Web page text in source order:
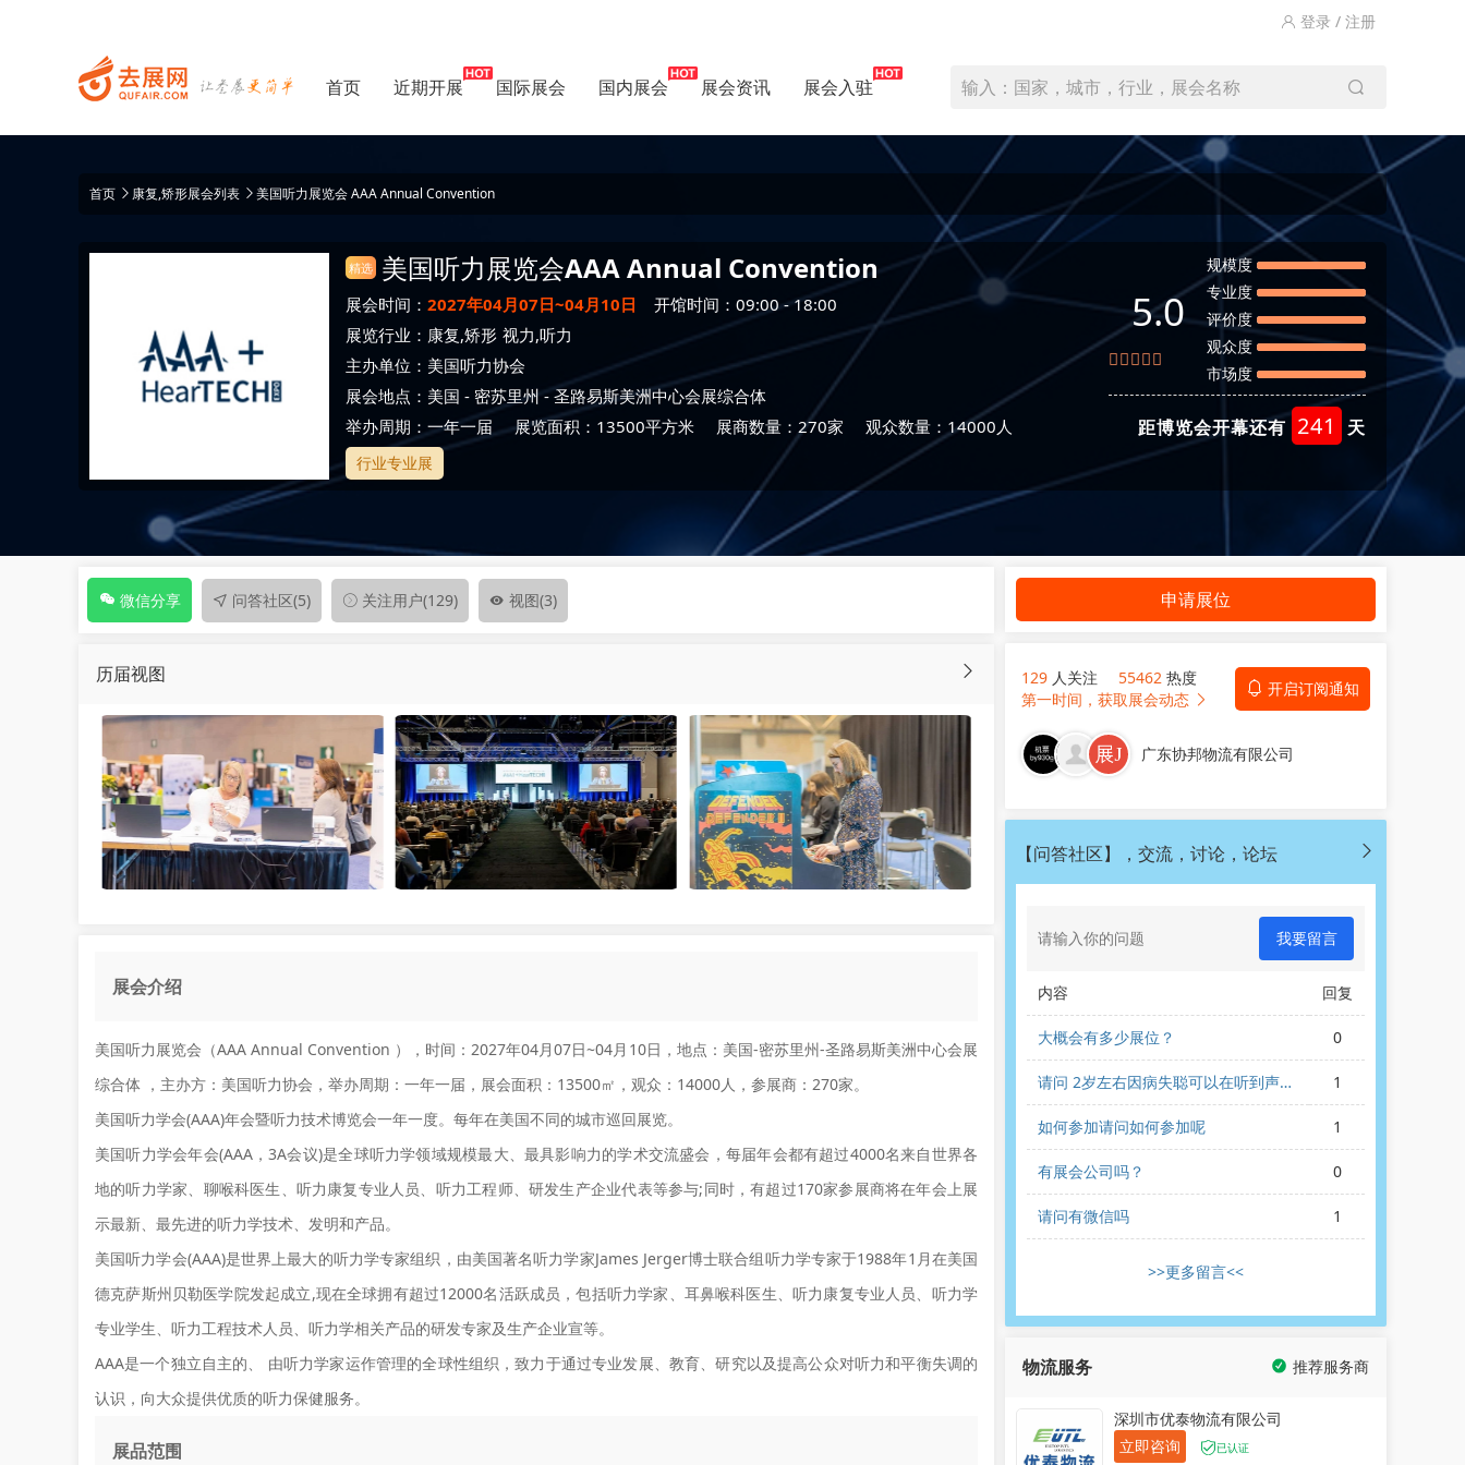
登录 / 注册
首页 近期开展 国际展会 国内展会 展会资讯 展会入驻 输入：国家，城市，行业，展会名称
首页 康复,矫形展会列表 美国听力展览会 AAA Annual Convention
精选 美国听力展览会AAA Annual Convention
展会时间： 2027年04月07日~04月10日
开馆时间：09:00 - 18:00
展览行业： 康复,矫形 视力,听力
主办单位： 美国听力协会
展会地点： 美国 - 密苏里州- 圣路易斯美洲中心会展综合体
举办周期：一年一届
展览面积：13500平方米 展商数量：270家 观众数量：14000人
行业专业展
5.0
规模度
专业度
评价度
观众度
市场度
距博览会开幕还有 241 天
微信分享 问答社区(5) 关注用户(129) 视图(3)
历届视图
展会介绍
美国听力展览会（AAA Annual Convention ），时间：2027年04月07日~04月10日，地点：美国-密苏里州-圣路易斯美洲中心会展
综合体 ，主办方：美国听力协会，举办周期：一年一届，展会面积：13500㎡，观众：14000人，参展商：270家。
美国听力学会(AAA)年会暨听力技术博览会一年一度。每年在美国不同的城市巡回展览。
美国听力学会年会(AAA，3A会议)是全球听力学领域规模最大、最具影响力的学术交流盛会，每届年会都有超过4000名来自世界各
地的听力学家、聊喉科医生、听力康复专业人员、听力工程师、研发生产企业代表等参与;同时，有超过170家参展商将在年会上展
示最新、最先进的听力学技术、发明和产品。
美国听力学会(AAA)是世界上最大的听力学专家组织，由美国著名听力学家James Jerger博士联合组听力学专家于1988年1月在美国
德克萨斯州贝勒医学院发起成立,现在全球拥有超过12000名活跃成员，包括听力学家、耳鼻喉科医生、听力康复专业人员、听力学
专业学生、听力工程技术人员、听力学相关产品的研发专家及生产企业宣等。
AAA是一个独立自主的、 由听力学家运作管理的全球性组织，致力于通过专业发展、教育、研究以及提高公众对听力和平衡失调的
认识，向大众提供优质的听力保健服务。
展品范围
申请展位
129 人关注 55462 热度
开启订阅通知
第一时间，获取展会动态
广东协邦物流有限公司
【问答社区】，交流，讨论，论坛
我要留言
内容 回复
大概会有多少展位？ 0
请问 2岁左右因病失聪可以在听到声音
吗？
1
如何参加请问如何参加呢 1
有展会公司吗？ 0
请问有微信吗 1
>>更多留言<<
物流服务 推荐服务商
深圳市优泰物流有限公司
立即咨询
已认证